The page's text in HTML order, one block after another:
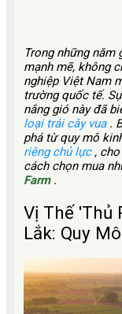
Trong những năm
mạnh mẽ, không
nghiệp Việt Nam
trường quốc tế.
nắng gió này đã
loại trái cây vua .
phá từ quy mô
riêng chủ lực ,
cách chọn mua
Farm .
Vị Thế 'Thủ
Lắk: Quy